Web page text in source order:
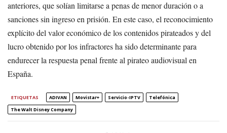
anteriores, que solían limitarse a penas de menor duración o a
sanciones sin ingreso en prisión. En este caso, el reconocimiento
explícito del valor económico de los contenidos pirateados y del
lucro obtenido por los infractores ha sido determinante para
endurecer la respuesta penal frente al pirateo audiovisual en
España.
ETIQUETAS ADIVAN Movistar+ Servicio-IPTV
Telefónica
The Walt Disney Company